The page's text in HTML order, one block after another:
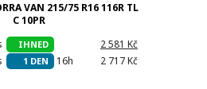
VAN 215/75 R16 116R TL
C 10PR
2 581 Kč
IHNED
2 717 Kč
16h
1 DEN